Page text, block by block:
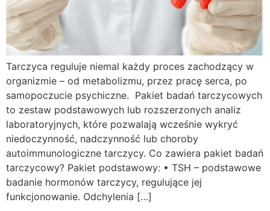
Tarczyca reguluje niemal każdy proces zachodzący w
organizmie – od metabolizmu, przez pracę serca, po
samopoczucie psychiczne. Pakiet badań tarczycowych
to zestaw podstawowych lub rozszerzonych analiz
laboratoryjnych, które pozwalają wcześnie wykryć
niedoczynność, nadczynność lub choroby
autoimmunologiczne tarczycy. Co zawiera pakiet badań
tarczycowy? Pakiet podstawowy: • TSH – podstawowe
badanie hormonów tarczycy, regulujące jej
funkcjonowanie. Odchylenia […]